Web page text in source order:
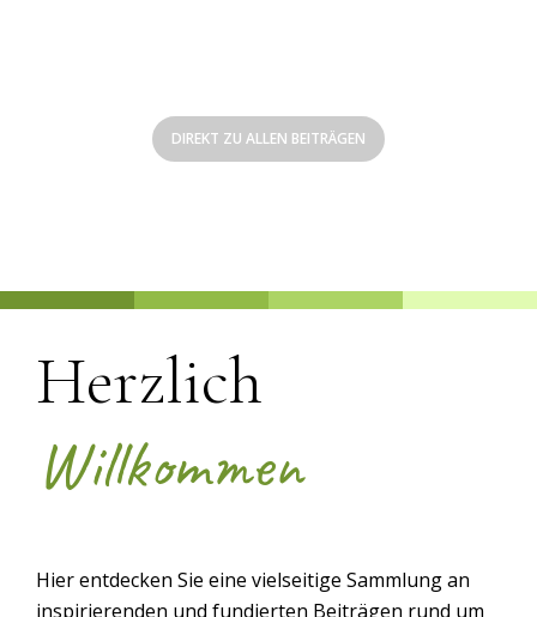
DIREKT ZU ALLEN BEITRÄGEN
Herzlich
Willkommen
Hier entdecken Sie eine vielseitige Sammlung an
inspirierenden und fundierten Beiträgen rund um